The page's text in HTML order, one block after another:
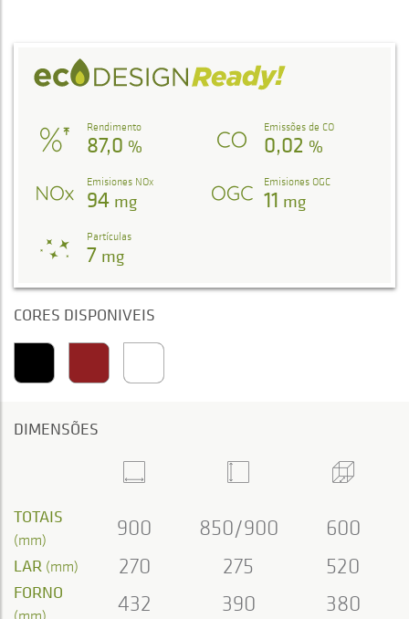
Rendimento
87,0 %
Emissões de CO
0,02 %
Emisiones NOx
94 mg
Emisiones OGC
11 mg
Partículas
7 mg
CORES DISPONIVEIS
DIMENSÕES
TOTAIS
(mm) 900 850/900 600
LAR (mm) 270 275 520
FORNO
(mm) 432 390 380